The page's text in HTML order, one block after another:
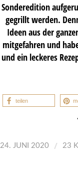
Sonderedition
gegrillt werden.
Ideen aus der
mitgefahren und
und ein leckeres
teilen
24. JUNI 2020 / 23